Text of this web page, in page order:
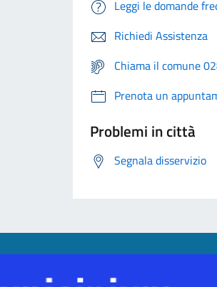
Leggi le domande
Richiedi Assistenza
Chiama il comune
Prenota un
Problemi in città
Segnala disservizio